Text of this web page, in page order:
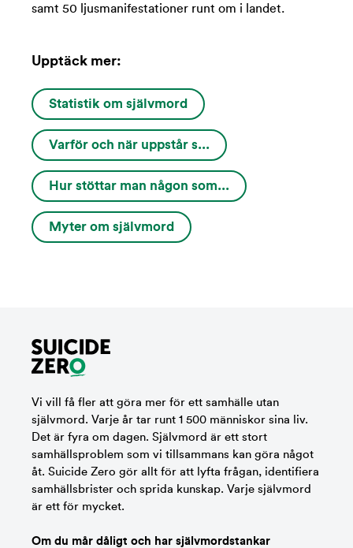
samt 50 ljusmanifestationer runt om i landet.
Upptäck mer:
Statistik om självmord
Varför och när uppstår s...
Hur stöttar man någon som...
Myter om självmord
Vi vill få fler att göra mer för ett samhälle utan
självmord. Varje år tar runt 1 500 människor sina liv.
Det är fyra om dagen. Självmord är ett stort
samhällsproblem som vi tillsammans kan göra något
åt. Suicide Zero gör allt för att lyfta frågan, identifiera
samhällsbrister och sprida kunskap. Varje självmord
är ett för mycket.
Om du mår dåligt och har självmordstankar